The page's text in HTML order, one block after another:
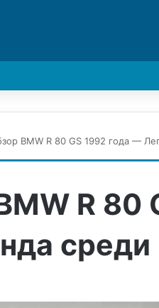
BMW R 80 GS 1992 года —
R 80
среди